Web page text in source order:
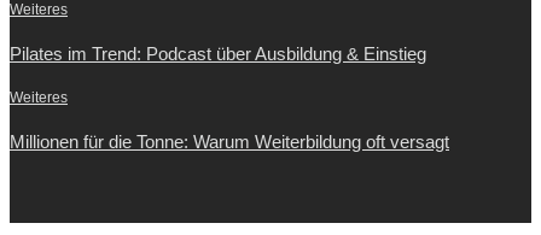
Weiteres
Pilates im Trend: Podcast über Ausbildung & Einstieg
Weiteres
Millionen für die Tonne: Warum Weiterbildung oft versagt